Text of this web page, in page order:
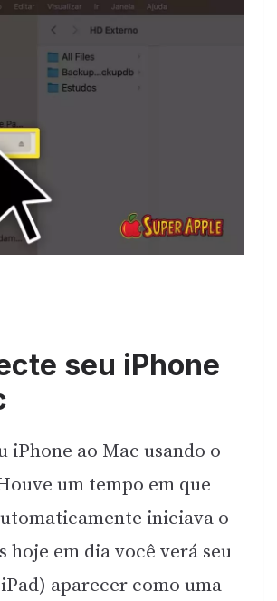
seu iPhone
iPhone ao Mac usando o
um tempo em que
iniciava o
hoje em dia você verá seu
aparecer como uma